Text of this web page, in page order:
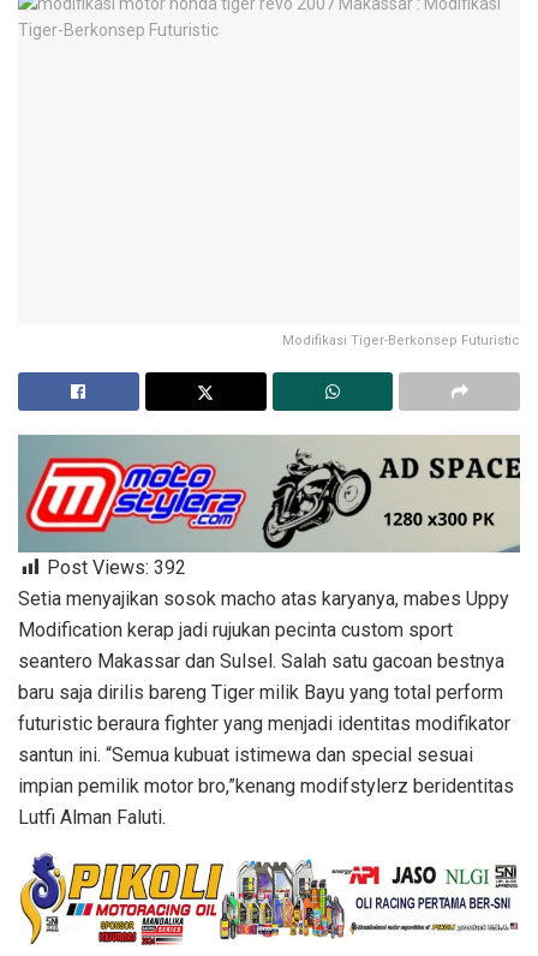
Modifikasi Tiger-Berkonsep Futuristic
Post Views: 392
Setia menyajikan sosok macho atas karyanya, mabes Uppy
Modification kerap jadi rujukan pecinta custom sport
seantero Makassar dan Sulsel. Salah satu gacoan bestnya
baru saja dirilis bareng Tiger milik Bayu yang total perform
futuristic beraura fighter yang menjadi identitas modifikator
santun ini. “Semua kubuat istimewa dan special sesuai
impian pemilik motor bro,”kenang modifstylerz beridentitas
Lutfi Alman Faluti.